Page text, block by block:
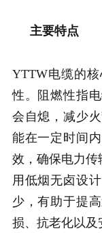
主要特点
YTTW电缆的
性。阻燃性指
会自熄，减少
能在一定时间
效，确保电力
用低烟无卤设
少，有助于提
损、抗老化以及